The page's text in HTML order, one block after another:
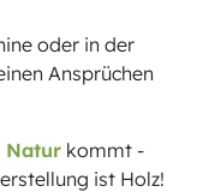
oder in der
Ansprüchen
Natur kommt -
ist Holz!